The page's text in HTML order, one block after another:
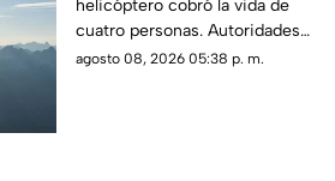
mueren cuatro
personas
helicóptero cobró la vida de
cuatro personas. Autoridades
confirmaron que la aeronave
agosto 08, 2026 05:38 p. m.